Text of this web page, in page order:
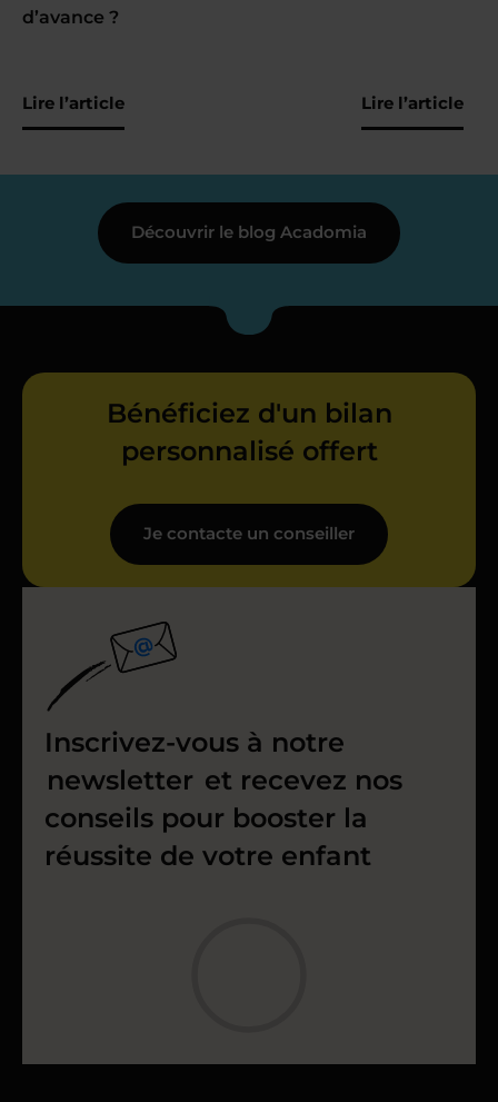
d’avance ?
Lire l’article Lire l’article
Découvrir le blog Acadomia
Bénéficiez d'un bilan
personnalisé offert
Je contacte un conseiller
Inscrivez-vous à notre
newsletter et recevez nos
conseils pour booster la
réussite de votre enfant